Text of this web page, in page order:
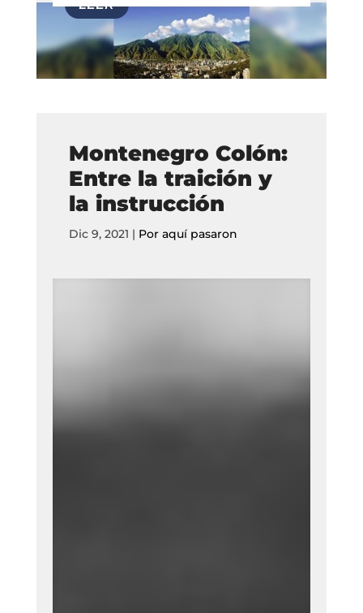
Montenegro Colón:
Entre la traición y
la instrucción
Dic 9, 2021 | Por aquí pasaron